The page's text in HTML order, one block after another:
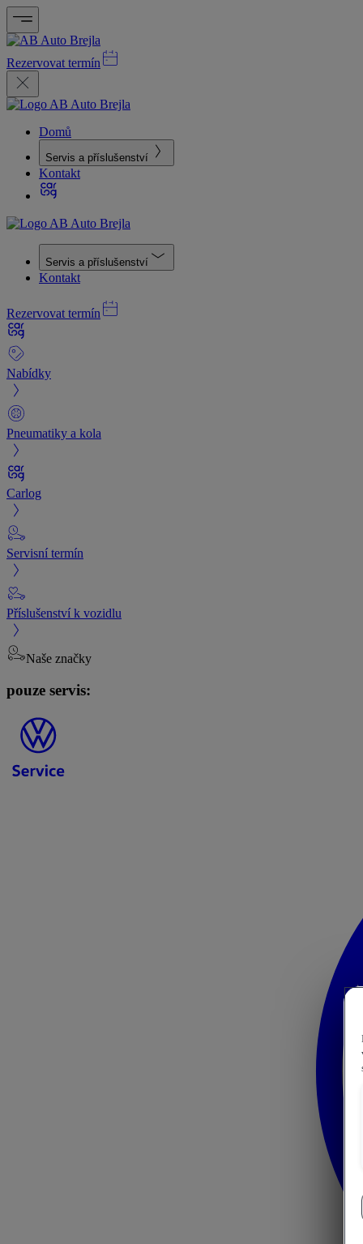
Rezervovat termín
Domů
Servis a příslušenství
Kontakt
Servis a příslušenství
Kontakt
Rezervovat termín
Nabídky
Pneumatiky a kola
Carlog
Servisní termín
Příslušenství k vozidlu
Naše značky
pouze servis: